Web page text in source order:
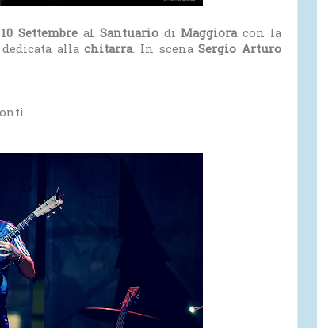
Settembreal Santuario di Maggioracon la
dedicata allachitarra. In scenaSergio Arturo